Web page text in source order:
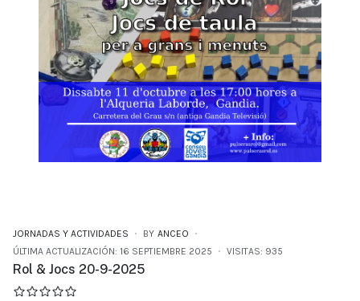
JORNADAS Y ACTIVIDADES BY ANCEO
ÚLTIMA ACTUALIZACIÓN: 16 SEPTIEMBRE 2025
VISITAS: 935
Rol & Jocs 20-9-2025